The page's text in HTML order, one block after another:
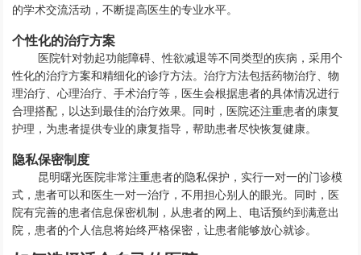
的学术交流活动，不断提高医生的专业水平。
个性化的治疗方案
医院针对勃起功能障碍、性欲减退等不同类型的疾病，采用个
性化的治疗方案和精细化的诊疗方法。治疗方法包括药物治疗、物
理治疗、心理治疗、手术治疗等，医生会根据患者的具体情况进行
合理搭配，以达到最佳的治疗效果。同时，医院还注重患者的康复
护理，为患者提供专业的康复指导，帮助患者尽快恢复健康。
隐私保密制度
昆明曙光医院非常注重患者的隐私保护，实行一对一的门诊模
式，患者可以和医生一对一治疗，不用担心别人的眼光。同时，医
院有完善的患者信息保密机制，从患者的网上、电话预约到满意出
院，患者的个人信息将始终严格保密，让患者能够放心就诊。